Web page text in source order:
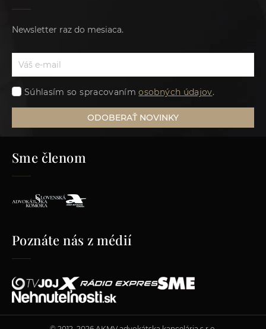
Newsletter raz do mesiaca.
Súhlasím so spracovanímosobných údajov.
ODOBERAŤ NOVINKY
Sme členom
Poznáte nás z médií